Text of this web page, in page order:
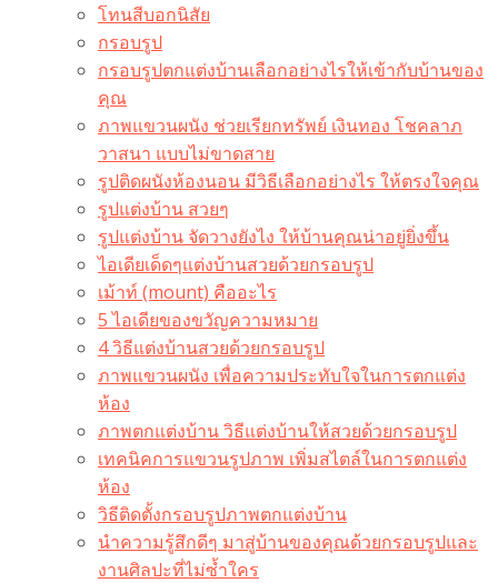
โทนสีบอกนิสัย
กรอบรูป
กรอบรูปตกแต่งบ้านเลือกอย่างไรให้เข้ากับบ้านของ
คุณ
ภาพแขวนผนัง ช่วยเรียกทรัพย์ เงินทอง โชคลาภ
วาสนา แบบไม่ขาดสาย
รูปติดผนังห้องนอน มีวิธีเลือกอย่างไร ให้ตรงใจคุณ
รูปแต่งบ้าน สวยๆ
รูปแต่งบ้าน จัดวางยังไง ให้บ้านคุณน่าอยู่ยิ่งขึ้น
ไอเดียเด็ดๆแต่งบ้านสวยด้วยกรอบรูป
เม้าท์ (mount) คืออะไร​
5 ไอเดียของขวัญความหมาย
4 วิธีแต่งบ้านสวยด้วยกรอบรูป
ภาพแขวนผนัง เพื่อความประทับใจในการตกแต่ง
ห้อง
ภาพตกแต่งบ้าน วิธีแต่งบ้านให้สวยด้วยกรอบรูป
เทคนิคการแขวนรูปภาพ เพิ่มสไตล์ในการตกแต่ง
ห้อง
วิธีติดตั้งกรอบรูปภาพตกแต่งบ้าน
นำความรู้สึกดีๆ มาสู่บ้านของคุณด้วยกรอบรูปและ
งานศิลปะที่ไม่ซ้ำใคร